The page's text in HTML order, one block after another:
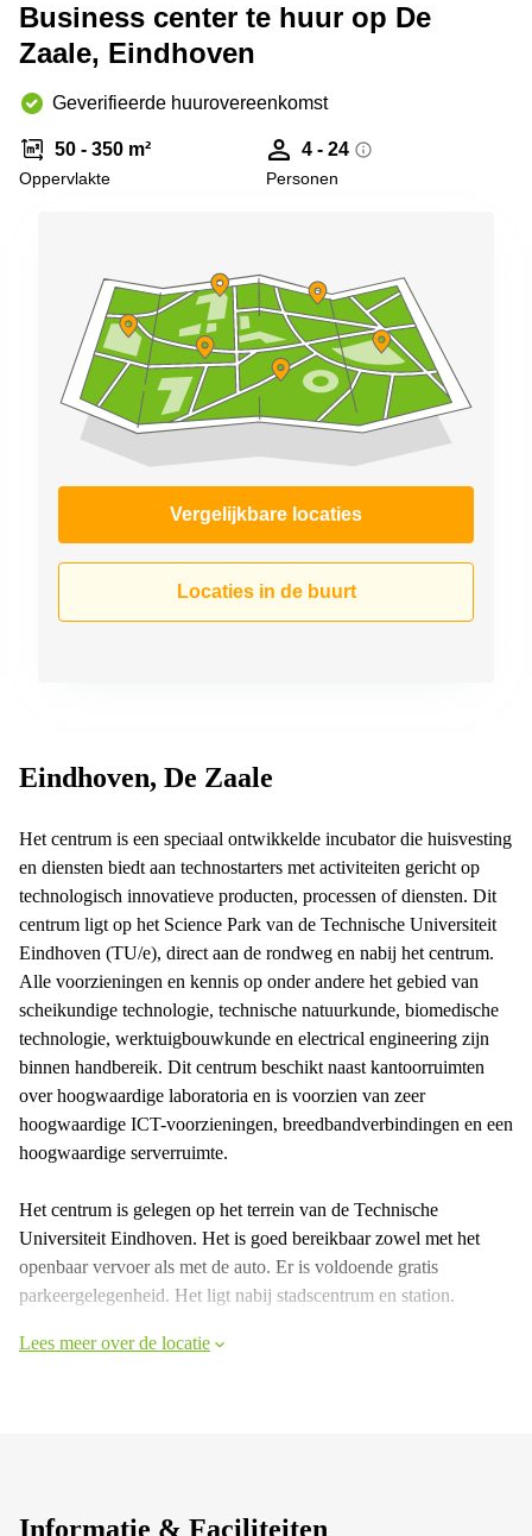
in Arnhem
Coworking
Hilversum
Coworking
space
Zwolle
Kantoor
Hengelo
Bedrijfsruimte
Huren in
Nijmegen
Business center te huur op De
Zaale, Eindhoven
Geverifieerde huurovereenkomst
50 - 350 m²
Oppervlakte
4 - 24
Personen
Vergelijkbare locaties
Locaties in de buurt
Eindhoven, De Zaale
Het centrum is een speciaal ontwikkelde incubator die huisvesting
en diensten biedt aan technostarters met activiteiten gericht op
technologisch innovatieve producten, processen of diensten. Dit
centrum ligt op het Science Park van de Technische Universiteit
Eindhoven (TU/e), direct aan de rondweg en nabij het centrum.
Alle voorzieningen en kennis op onder andere het gebied van
scheikundige technologie, technische natuurkunde, biomedische
technologie, werktuigbouwkunde en electrical engineering zijn
binnen handbereik. Dit centrum beschikt naast kantoorruimten
over hoogwaardige laboratoria en is voorzien van zeer
hoogwaardige ICT-voorzieningen, breedbandverbindingen en een
hoogwaardige serverruimte.
Het centrum is gelegen op het terrein van de Technische
Universiteit Eindhoven. Het is goed bereikbaar zowel met het
openbaar vervoer als met de auto. Er is voldoende gratis
parkeergelegenheid. Het ligt nabij stadscentrum en station.
Lees meer over de locatie
Informatie & Faciliteiten